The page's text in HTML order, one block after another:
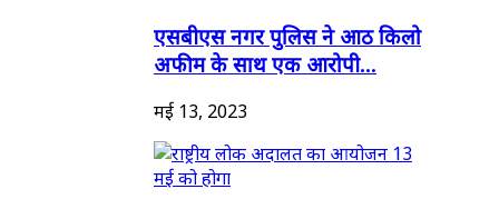
एसबीएस नगर पुलिस ने आठ किलो
अफीम के साथ एक आरोपी...
मई 13, 2023